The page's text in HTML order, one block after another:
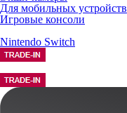
Для мобильных устройств
Игровые консоли
Nintendo Switch